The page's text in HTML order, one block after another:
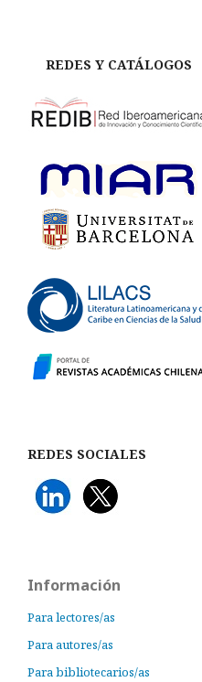
REDES Y CATÁLOGOS
REDES SOCIALES
Información
Para lectores/as
Para autores/as
Para bibliotecarios/as